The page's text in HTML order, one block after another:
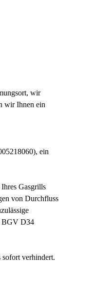
wir
wir Ihnen ein
ein
Gasgrills
von Durchfluss
BGV D34
verhindert.